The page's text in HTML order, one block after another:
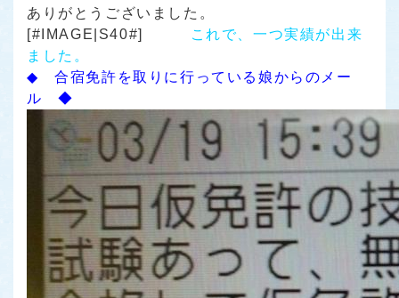
ありがとうございました。
[#IMAGE|S40#]
これで、一つ実績が出来
ました。
◆ 合宿免許を取りに行っている娘からのメー
ル ◆